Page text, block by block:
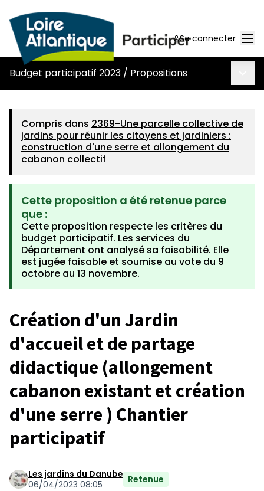
Se connecter
Budget participatif 2023 / Propositions
Compris dans 2369-Une parcelle collective de
jardins pour réunir les citoyens et jardiniers :
construction d'une serre et allongement du
cabanon collectif
Cette proposition a été retenue parce
que :
Cette proposition respecte les critères du
budget participatif. Les services du
Département ont analysé sa faisabilité. Elle
est jugée faisable et soumise au vote du 9
octobre au 13 novembre.
Création d'un Jardin
d'accueil et de partage
didactique (allongement
cabanon existant et création
d'une serre ) Chantier
participatif
Les jardins du Danube
06/04/2023 08:05
Retenue